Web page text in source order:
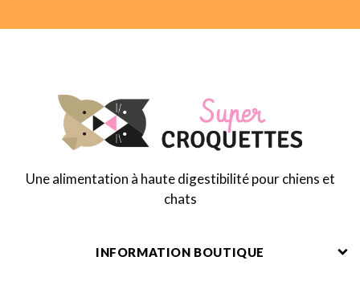
Une alimentation à haute digestibilité pour chiens et
chats
INFORMATION BOUTIQUE